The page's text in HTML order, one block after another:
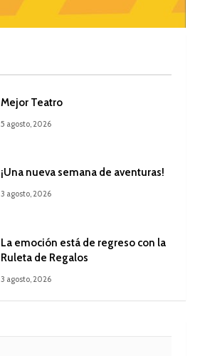
Mejor Teatro
5 agosto, 2026
¡Una nueva semana de aventuras!
3 agosto, 2026
La emoción está de regreso con la
Ruleta de Regalos
3 agosto, 2026